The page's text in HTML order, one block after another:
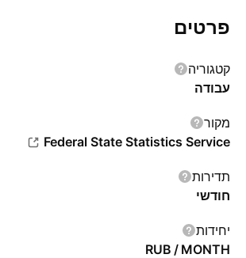
פרטים
קטגוריה
עבודה
מקור
Federal State Statistics Service
תדירות
חודשי
יחידות
RUB / MONTH